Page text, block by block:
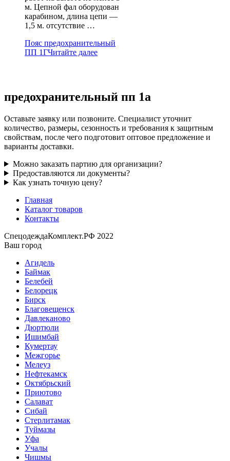
м. Цепной фал оборудован
карабином, длина цепи —
1,5 м. отсутствие …
Пояс предохранительный
ПП 1ГЧитайте далее
предохранительный пп 1а
Оставьте заявку или позвоните. Специалист уточнит
количество, размеры, сезонность и требования к защитным
свойствам, после чего подготовит оптовое предложение и
варианты доставки.
Можно заказать партию для организации?
Предоставляются ли документы?
Как узнать точную цену?
Главная
Каталог товаров
Контакты
СпецодеждаКомплект.РФ 2022
Ваш город
Агидель
Баймак
Белебей
Белорецк
Бирск
Благовещенск
Давлеканово
Дюртюли
Ишимбай
Кумертау
Межгорье
Мелеуз
Нефтекамск
Октябрьский
Приютово
Салават
Сибай
Стерлитамак
Туймазы
Уфа
Учалы
Чишмы